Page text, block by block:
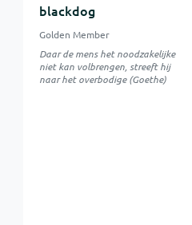
blackdog
Golden Member
Daar de mens het noodzakelijke
niet kan volbrengen, streeft hij
naar het overbodige (Goethe)